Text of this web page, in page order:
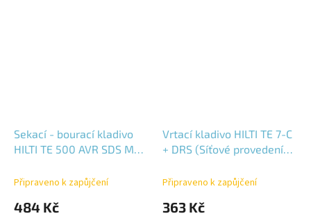
Sekací - bourací kladivo
HILTI TE 500 AVR SDS MAX
Připraveno k zapůjčení
484 Kč
Vrtací kladivo HILTI TE 7-C
+ DRS (Síťové provedení
Připraveno k zapůjčení
363 Kč